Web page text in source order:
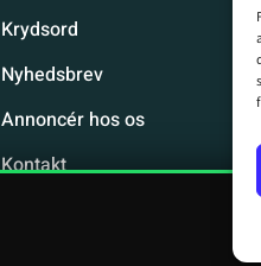
Krydsord
Nyhedsbrev
Annoncér hos os
Kontakt